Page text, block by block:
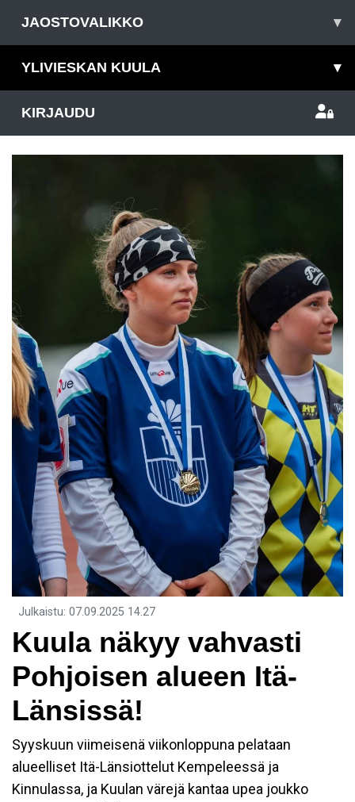
JAOSTOVALIKKO ▾
YLIVIESKAN KUULA ▾
KIRJAUDU
Julkaistu: 07.09.2025 14.27
Kuula näkyy vahvasti
Pohjoisen alueen Itä-
Länsissä!
Syyskuun viimeisenä viikonloppuna pelataan
alueelliset Itä-Länsiottelut Kempeleessä ja
Kinnulassa, ja Kuulan värejä kantaa upea joukko